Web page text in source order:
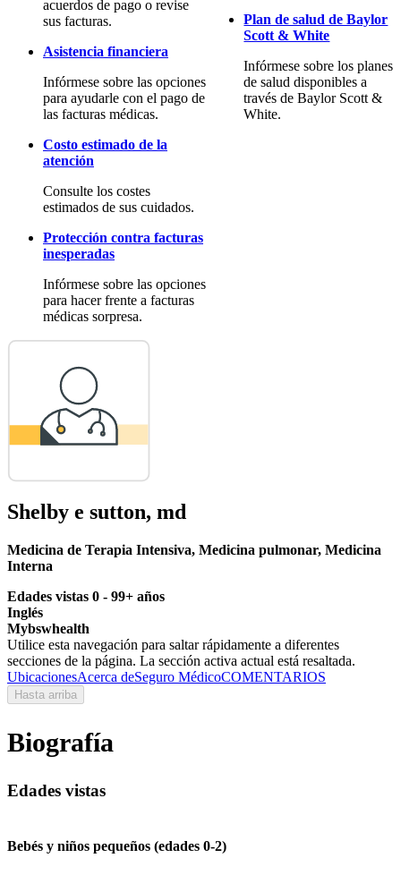
acuerdos de pago o revise
sus facturas.
Asistencia financiera
Infórmese sobre las opciones
para ayudarle con el pago de
las facturas médicas.
Costo estimado de la
atención
Consulte los costes
estimados de sus cuidados.
Protección contra facturas
inesperadas
Infórmese sobre las opciones
para hacer frente a facturas
médicas sorpresa.
Plan de salud de Baylor
Scott & White
Infórmese sobre los planes
de salud disponibles a
través de Baylor Scott &
White.
Shelby e sutton, md
Medicina de Terapia Intensiva, Medicina pulmonar, Medicina
Interna
Edades vistas 0 - 99+ años
Inglés
Mybswhealth
Utilice esta navegación para saltar rápidamente a diferentes
secciones de la página. La sección activa actual está resaltada.
UbicacionesAcerca deSeguro MédicoCOMENTARIOS
Hasta arriba
Biografía
Edades vistas
Bebés y niños pequeños (edades 0-2)